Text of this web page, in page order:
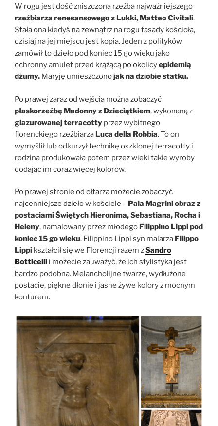
W rogu jest dość zniszczona rzeźba najważniejszego
rzeźbiarza renesansowego z Lukki, Matteo Civitali.
Stała ona kiedyś na zewnątrz na rogu fasady kościoła,
dzisiaj na jej miejscu jest kopia. Jeden z polityków
zamówił to dzieło pod koniec 15 go wieku jako
ochronny amulet przed krążącą po okolicyepidemią
dżumy. Maryję umieszczonojak na dziobie statku.
Po prawej zaraz od wejścia można zobaczyć
płaskorzeźbę Madonny z Dzieciątkiem, wykonaną z
glazurowanej terracotty przez wybitnego
florenckiego rzeźbiarza Luca della Robbia. To on
wymyślił lub odkurzył technikę oszklonej terracotty i
rodzina produkowała potem przez wieki takie wyroby
dodając im coraz więcej kolorów.
Po prawej stronie od ołtarza możecie zobaczyć
najcenniejsze dzieło w kościele – Pala Magrini obraz z
postaciami Świętych Hieronima, Sebastiana, Rocha i
Heleny, namalowany przez młodego Filippino Lippi pod
koniec 15 go wieku. Filippino Lippi syn malarza Filippo
Lippi kształcił się we Florencji razem zSandro
Botticelli i możecie zauważyć, że ich stylistyka jest
bardzo podobna. Melancholijne twarze, wydłużone
postacie, piękne dłonie i jasne żywe kolory z mocnym
konturem.